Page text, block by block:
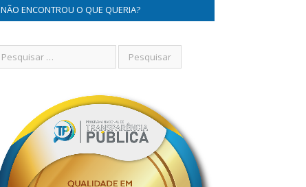
NÃO ENCONTROU O QUE QUERIA?